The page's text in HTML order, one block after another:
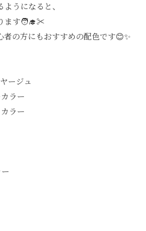
うになると、
ます🧑‍🎓✂️
者の方にもおすすめの配色です😊✨
ージュ
ラー
ラー